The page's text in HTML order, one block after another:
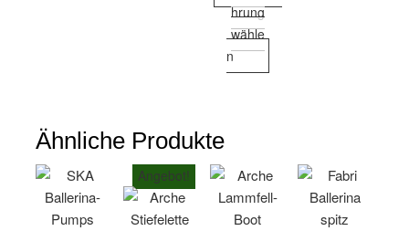
auf
Produktseite
mehrere
Varianten
Optionen
können
auf
der
Produktseite
hrung
wähle
n
Produkt
Die
Optionen
Ähnliche Produkte
Angebot!